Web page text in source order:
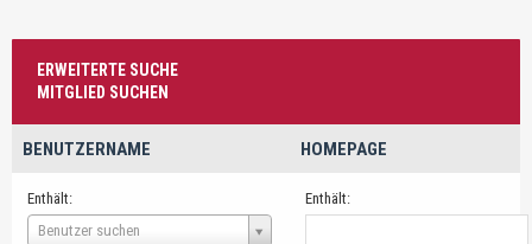
ERWEITERTE SUCHE
MITGLIED SUCHEN
BENUTZERNAME HOMEPAGE
Enthält:
Benutzer suchen
Benutzername
Enthält: